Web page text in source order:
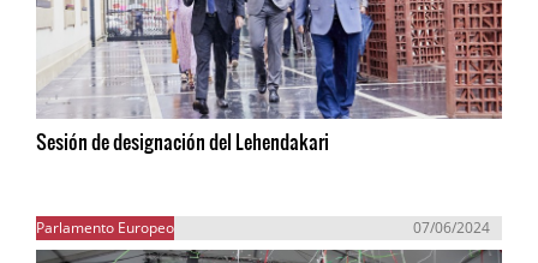
Sesión de designación del Lehendakari
Parlamento Europeo 07/06/2024